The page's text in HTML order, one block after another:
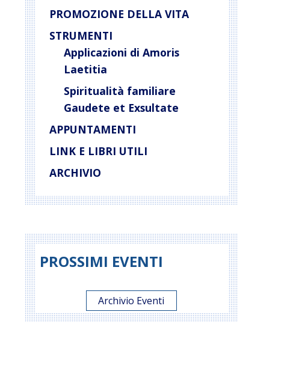
PROMOZIONE DELLA VITA
STRUMENTI
Applicazioni di Amoris
Laetitia
Spiritualità familiare
Gaudete et Exsultate
APPUNTAMENTI
LINK E LIBRI UTILI
ARCHIVIO
PROSSIMI EVENTI
Archivio Eventi